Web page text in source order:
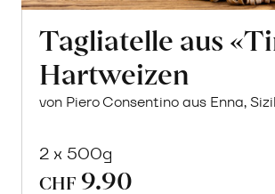
Tagliatelle aus
Hartweizen
von Piero Consentino aus Enna,
2 x 500g
CHF 9.90